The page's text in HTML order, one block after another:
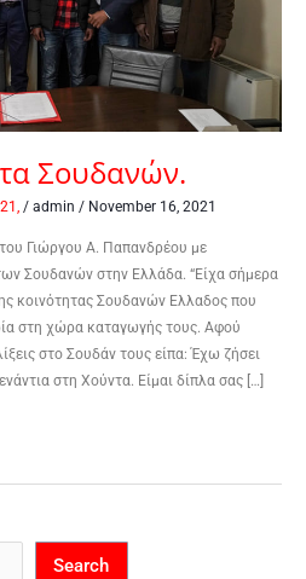
Σουδανών.
/ admin / November 16, 2021
Γιώργου Α. Παπανδρέου με
Σουδανών στην Ελλάδα. “Είχα σήμερα
κοινότητας Σουδανών Ελλαδος που
στη χώρα καταγωγής τους. Αφού
στο Σουδάν τους είπα: Έχω ζήσει
στη Χούντα. Είμαι δίπλα σας […]
Search